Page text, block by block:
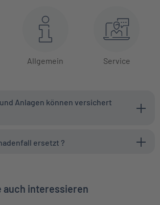
Allgemein Service
Anlagen können versichert
ersetzt ?
auch interessieren